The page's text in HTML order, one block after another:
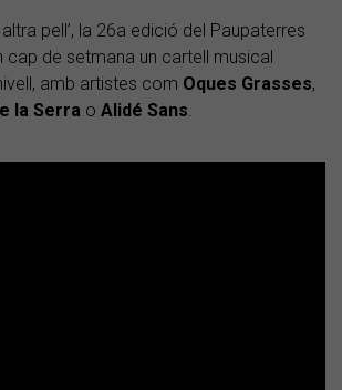
pell’, la 26a edició del Paupaterres
cap de setmana un cartell musical
amb artistes com Oques Grasses,
la Serra o Alidé Sans.